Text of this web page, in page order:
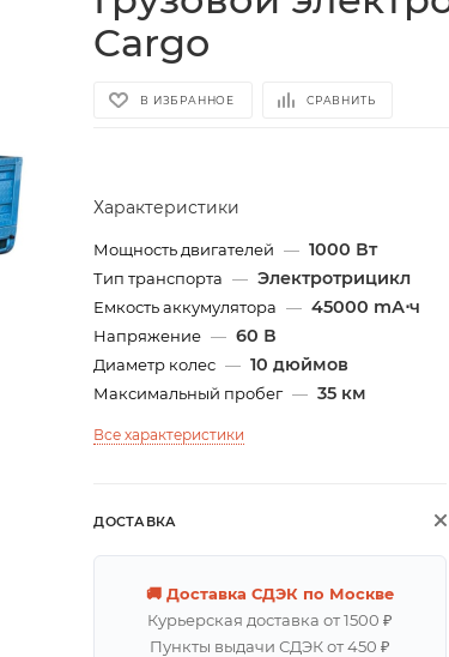
Cargo
В ИЗБРАННОЕ СРАВНИТЬ
Характеристики
Мощность двигателей — 1000 Вт
Тип транспорта — Электротрицикл
Емкость аккумулятора — 45000 mА⋅ч
Напряжение — 60 В
Диаметр колес — 10 дюймов
Максимальный пробег — 35 км
Все характеристики
ДОСТАВКА
🚚 Доставка СДЭК по Москве
Курьерская доставка от 1500 ₽
Пункты выдачи СДЭК от 450 ₽